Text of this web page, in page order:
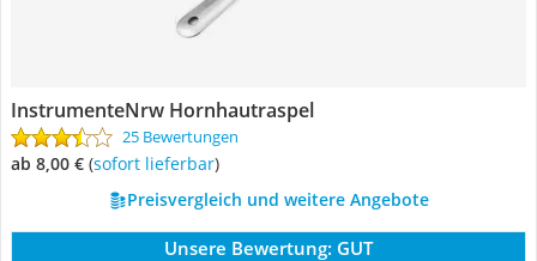
InstrumenteNrw Hornhautraspel
25 Bewertungen
ab 8,00 € ( Sofort lieferbar)
Preisvergleich und weitere Angebote
Unsere Bewertung: GUT